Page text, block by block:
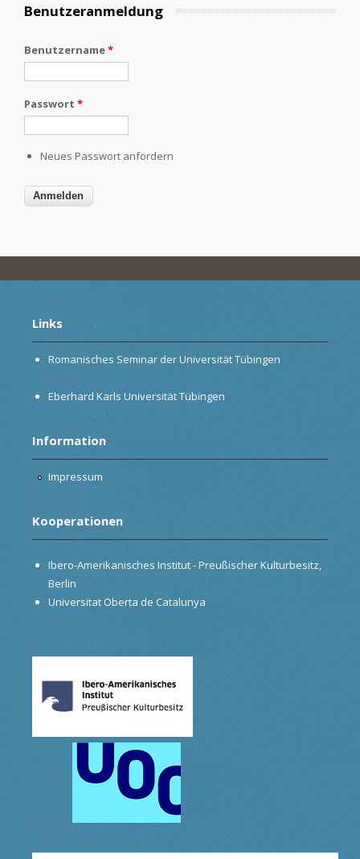
Benutzeranmeldung
Benutzername*
Passwort *
Neues Passwort anfordern
Links
Romanisches Seminar der Universität Tübingen
Eberhard Karls Universität Tübingen
Information
Impressum
Kooperationen
Ibero-Amerikanisches Institut - Preußischer Kulturbesitz,
Berlin
Universitat Oberta de Catalunya